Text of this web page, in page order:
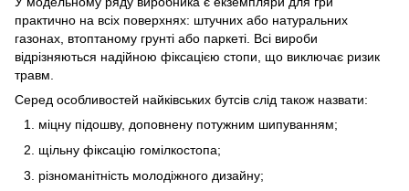
практично на всіх поверхнях: штучних або натуральних
газонах, втоптаному грунті або паркеті. Всі вироби
відрізняються надійною фіксацією стопи, що виключає ризик
травм.
Серед особливостей найківських бутсів слід також назвати:
міцну підошву, доповнену потужним шипуванням;
щільну фіксацію гомілкостопа;
різноманітність молодіжного дизайну;